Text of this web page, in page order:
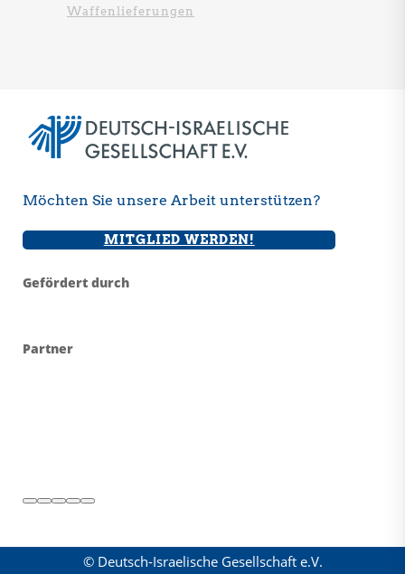
Waffenlieferungen
Möchten Sie unsere Arbeit unterstützen?
MITGLIED WERDEN!
Gefördert durch
Partner
© Deutsch-Israelische Gesellschaft e.V.